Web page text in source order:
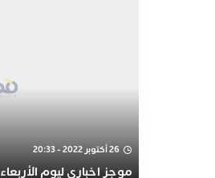
26 أكتوبر 2022 - 20:33
موجز اخباري ليوم الأربعاء 26 أكتوبر 2022